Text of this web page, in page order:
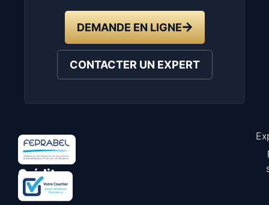
DEMANDE EN LIGNE
CONTACTER UN EXPERT
Astuce
Crédit